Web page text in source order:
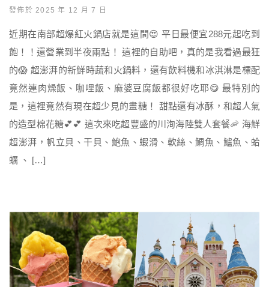
發佈於 2025 年 12 月 7 日
近期在南部超爆紅火鍋店就是這間😍 平日最便宜288元起吃到
飽！！還營業到半夜兩點！ 這裡的自助吧，真的是我看過最狂
的😱 超澎湃的新鮮時蔬和火鍋料，還有飲料機和冰淇淋是標配
竟然連肉燥飯、咖哩飯、麻婆豆腐飯都很好吃耶😋 最特別的
是，這裡竟然有現在超少見的畫糖！ 甜點還有冰酥，和超人氣
的造型棉花糖💕💕 這次來吃超豐盛的川洵海陸雙人套餐🦐 海鮮
超澎湃，帆立貝、干貝、鮑魚、蝦滑、軟絲、鯛魚、鱸魚、蛤
蠣 、 […]